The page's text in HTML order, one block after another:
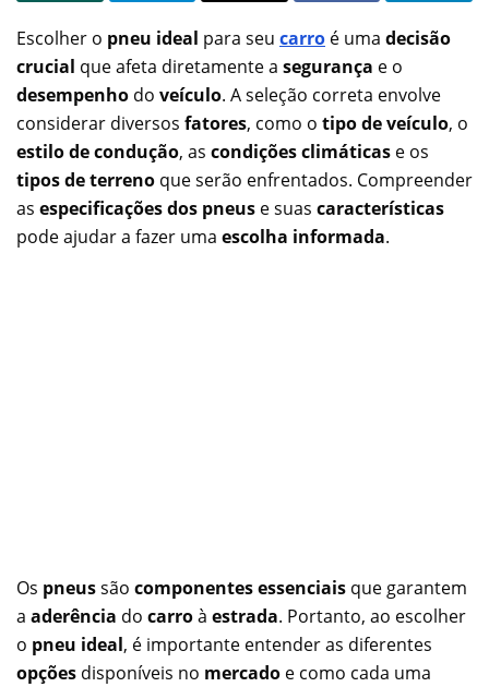
Escolher o pneu ideal para seu carro é uma decisão
crucial que afeta diretamente a segurança e o
desempenho do veículo. A seleção correta envolve
considerar diversos fatores, como o tipo de veículo, o
estilo de condução, as condições climáticas e os
tipos de terreno que serão enfrentados. Compreender
as especificações dos pneus e suas características
pode ajudar a fazer uma escolha informada.
Os pneussão componentes essenciais que garantem
a aderência do carroà estrada. Portanto, ao escolher
o pneu ideal, é importante entender as diferentes
opções disponíveis no mercado e como cada uma